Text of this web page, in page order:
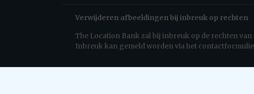
Verwijderen afbeeldingen bij inbreuk op rechten
The Location Bank zal bij inbreuk op de rechten
Inbreuk kan gemeld worden via het